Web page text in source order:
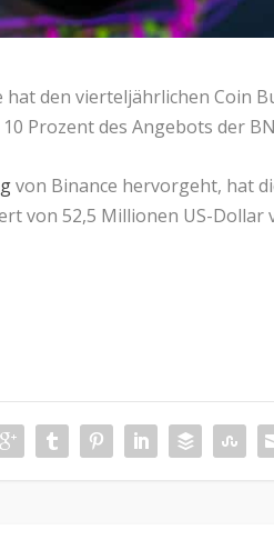
den vierteljährlichen Coin
Prozent des Angebots der
von Binance hervorgeht, hat
von 52,5 Millionen US-Dollar